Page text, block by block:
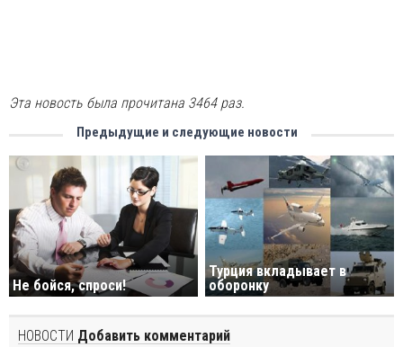
Эта новость была прочитана 3464 раз.
Предыдущие и следующие новости
Не бойся, спроси!
Турция вкладывает в
оборонку
НОВОСТИ Добавить комментарий